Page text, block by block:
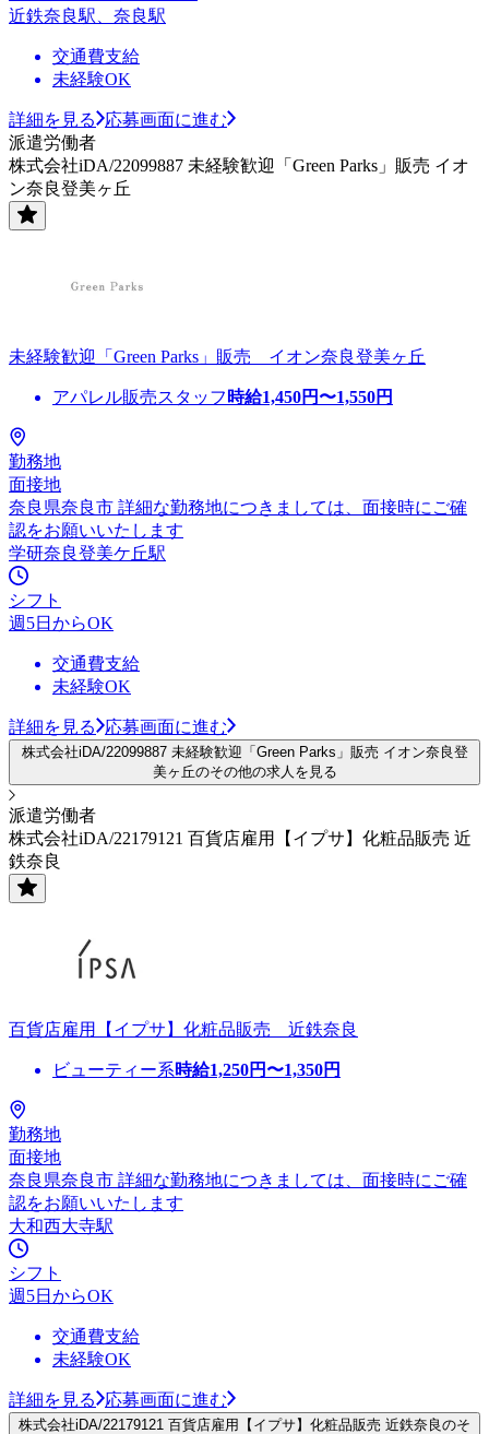
近鉄奈良駅、奈良駅
交通費支給
未経験OK
詳細を見る
応募画面に進む
派遣労働者
株式会社iDA/22099887 未経験歓迎「Green Parks」販売 イオ
ン奈良登美ヶ丘
未経験歓迎「Green Parks」販売 イオン奈良登美ヶ丘
アパレル販売スタッフ 時給1,450円〜1,550円
勤務地
面接地
奈良県奈良市 詳細な勤務地につきましては、面接時にご確
認をお願いいたします
学研奈良登美ケ丘駅
シフト
週5日からOK
交通費支給
未経験OK
詳細を見る 応募画面に進む
株式会社iDA/22099887 未経験歓迎「Green Parks」販売 イオン奈良登
美ヶ丘のその他の求人を見る
派遣労働者
株式会社iDA/22179121 百貨店雇用【イプサ】化粧品販売 近
鉄奈良
百貨店雇用【イプサ】化粧品販売 近鉄奈良
ビューティー系時給1,250円〜1,350円
勤務地
面接地
奈良県奈良市 詳細な勤務地につきましては、面接時にご確
認をお願いいたします
大和西大寺駅
シフト
週5日からOK
交通費支給
未経験OK
詳細を見る 応募画面に進む
株式会社iDA/22179121 百貨店雇用【イプサ】化粧品販売 近鉄奈良のそ